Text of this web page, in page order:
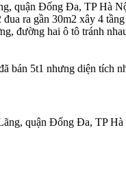
quận Đống Đa, TP Hà
ra gần 30m2 xây 4
đường hai ô tô tránh
bán 5t1 nhưng diện tích